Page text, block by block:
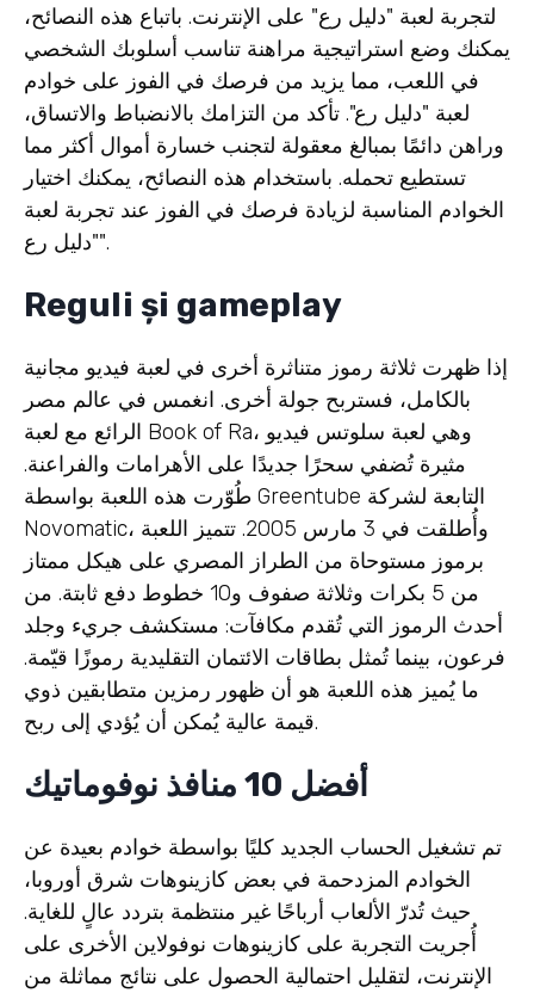
لتجربة لعبة "دليل رع" على الإنترنت. باتباع هذه النصائح،
يمكنك وضع استراتيجية مراهنة تناسب أسلوبك الشخصي
في اللعب، مما يزيد من فرصك في الفوز على خوادم
لعبة "دليل رع". تأكد من التزامك بالانضباط والاتساق،
وراهن دائمًا بمبالغ معقولة لتجنب خسارة أموال أكثر مما
تستطيع تحمله. باستخدام هذه النصائح، يمكنك اختيار
الخوادم المناسبة لزيادة فرصك في الفوز عند تجربة لعبة
"دليل رع".
Reguli și gameplay
إذا ظهرت ثلاثة رموز متناثرة أخرى في لعبة فيديو مجانية
بالكامل، فستربح جولة أخرى. انغمس في عالم مصر
الرائع مع لعبة Book of Ra، وهي لعبة سلوتس فيديو
مثيرة تُضفي سحرًا جديدًا على الأهرامات والفراعنة.
طُوّرت هذه اللعبة بواسطة Greentube التابعة لشركة
Novomatic، وأُطلقت في 3 مارس 2005. تتميز اللعبة
برموز مستوحاة من الطراز المصري على هيكل ممتاز
من 5 بكرات وثلاثة صفوف و10 خطوط دفع ثابتة. من
أحدث الرموز التي تُقدم مكافآت: مستكشف جريء وجلد
فرعون، بينما تُمثل بطاقات الائتمان التقليدية رموزًا قيّمة.
ما يُميز هذه اللعبة هو أن ظهور رمزين متطابقين ذوي
قيمة عالية يُمكن أن يُؤدي إلى ربح.
أفضل 10 منافذ نوفوماتيك
تم تشغيل الحساب الجديد كليًا بواسطة خوادم بعيدة عن
الخوادم المزدحمة في بعض كازينوهات شرق أوروبا،
حيث تُدرّ الألعاب أرباحًا غير منتظمة بتردد عالٍ للغاية.
أُجريت التجربة على كازينوهات نوفولاين الأخرى على
الإنترنت، لتقليل احتمالية الحصول على نتائج مماثلة من